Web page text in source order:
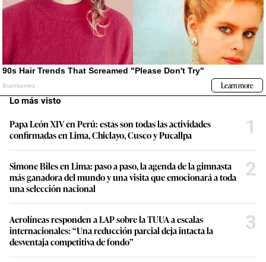
Lo más visto
Papa León XIV en Perú: estas son todas las actividades
confirmadas en Lima, Chiclayo, Cusco y Pucallpa
1
Simone Biles en Lima: paso a paso, la agenda de la gimnasta
más ganadora del mundo y una visita que emocionará a toda
una selección nacional
2
Aerolíneas responden a LAP sobre la TUUA a escalas
internacionales: “Una reducción parcial deja intacta la
desventaja competitiva de fondo”
3